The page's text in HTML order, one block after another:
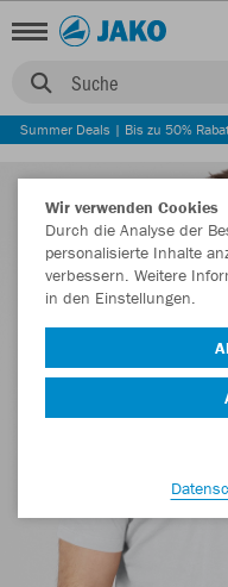
Suche
Summer Deals | Bis zu 50%
Wir verwenden Cookies
Durch die Analyse der
personalisierte Inhalte
verbessern. Weitere
in den Einstellungen.